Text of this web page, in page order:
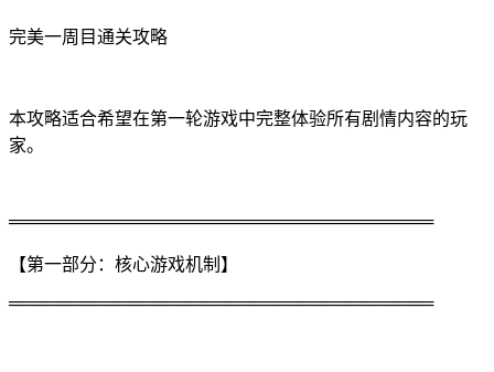
完美一周目通关攻略
本攻略适合希望在第一轮游戏中完整体验所有剧情内容的玩
家。
═══════════════════════════════════
【第一部分：核心游戏机制】
═══════════════════════════════════